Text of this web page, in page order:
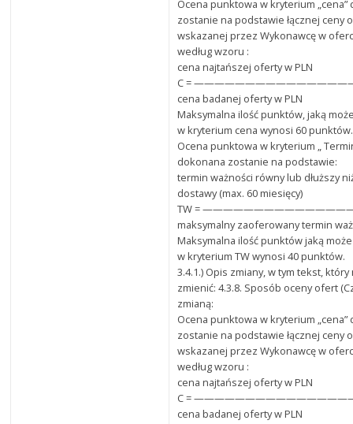
Ocena punktowa w kryterium „cena”
zostanie na podstawie łącznej ceny
wskazanej przez Wykonawcę w
według wzoru :
cena najtańszej oferty w PLN
C = ————————————————
cena badanej oferty w PLN
Maksymalna ilość punktów, jaką
w kryterium cena wynosi 60 punktów.
Ocena punktowa w kryterium „
dokonana zostanie na podstawie:
termin ważności równy lub dłuższy
dostawy (max. 60 miesięcy)
TW =
maksymalny zaoferowany termin
Maksymalna ilość punktów jaką
w kryterium TW wynosi 40 punktów.
3.4.1.) Opis zmiany, w tym tekst,
zmienić: 4.3.8. Sposób oceny ofert
zmianą:
Ocena punktowa w kryterium „cena”
zostanie na podstawie łącznej ceny
wskazanej przez Wykonawcę w
według wzoru :
cena najtańszej oferty w PLN
C = ————————————————
cena badanej oferty w PLN